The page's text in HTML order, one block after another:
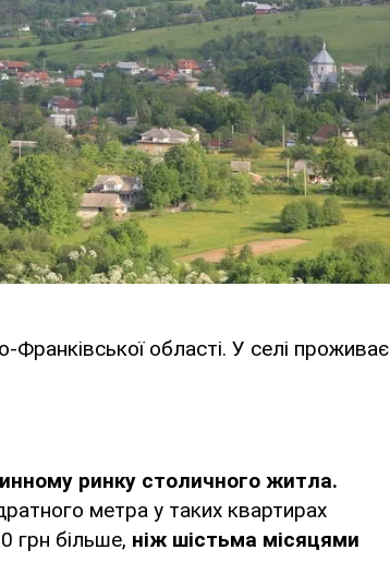
області. У селі проживає
ринку столичного житла.
метра у таких квартирах
грн більше, ніж шістьма місяцями